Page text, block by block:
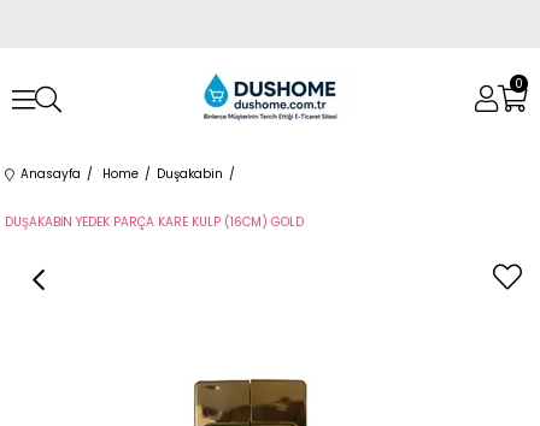
0
Anasayfa Home Duşakabin
DUŞAKABİN YEDEK PARÇA KARE KULP (16CM) GOLD